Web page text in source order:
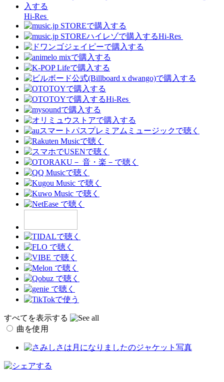
Hi-Res
Hi-Res
Hi-Res
すべてを表示する
曲を使用